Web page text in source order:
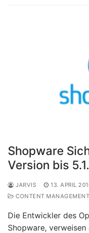
Shopware
Version bis
JARVIS
13. APRIL
CONTENT
Die Entwickler des
Shopware,